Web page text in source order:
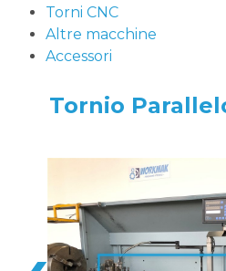
Torni CNC
Altre macchine
Accessori
Tornio